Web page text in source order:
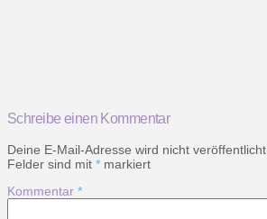
Schreibe einen Kommentar
Deine E-Mail-Adresse wird nicht veröffentlicht.
Felder sind mit * markiert
Kommentar *